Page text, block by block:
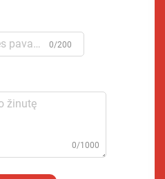
0/200
0/1000